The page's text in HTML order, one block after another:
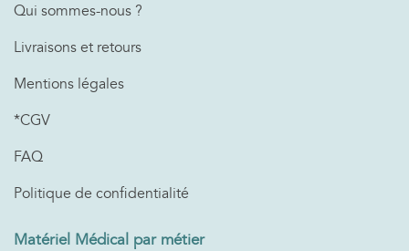
Qui sommes-nous ?
Livraisons et retours
Mentions légales
*CGV
FAQ
Politique de confidentialité
Matériel Médical par métier